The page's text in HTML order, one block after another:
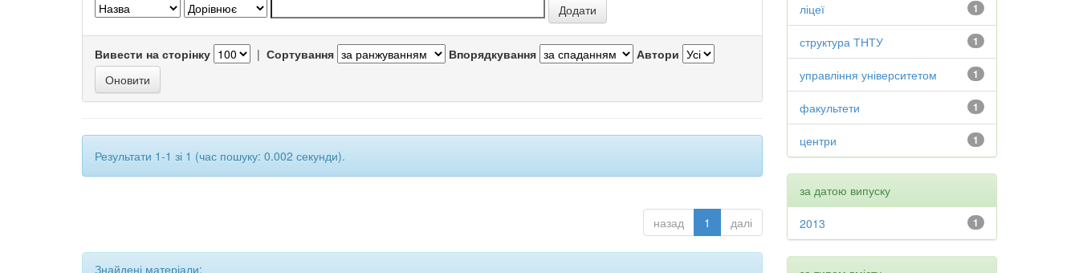
Вивести на сторінку | Сортування Впорядкування Автори
Результати 1-1 зі 1 (час пошуку: 0.002 секунди).
назад 1 далі
Знайдені матеріали:
1
ліцеї
1
структура ТНТУ
1
управління університетом
1
факультети
1
центри
за датою випуску
1
2013